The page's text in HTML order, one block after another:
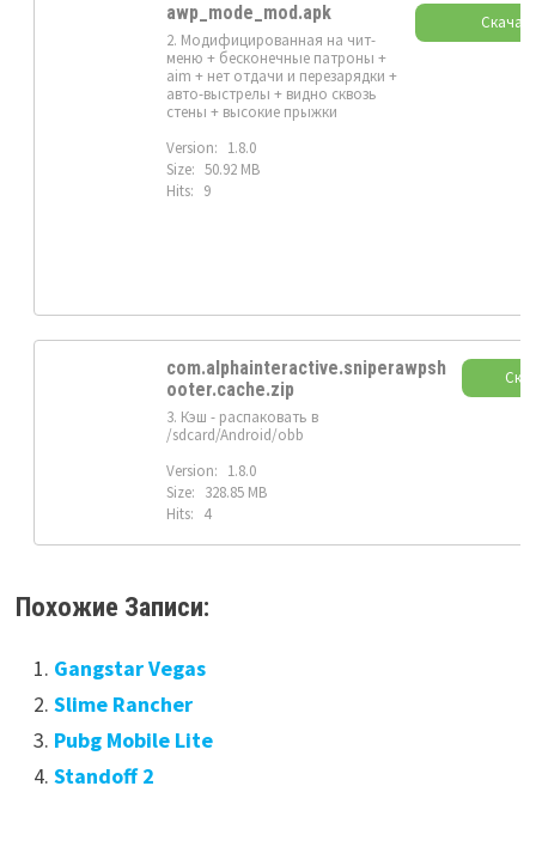
awp_mode_mod.apk
2. Модифицированная на чит-
меню + бесконечные патроны +
aim + нет отдачи и перезарядки +
авто-выстрелы + видно сквозь
стены + высокие прыжки
Version: 1.8.0
Size: 50.92 MB
Hits: 9
com.alphainteractive.sniperawpsh
ooter.cache.zip
3. Кэш - распаковать в
/sdcard/Android/obb
Version: 1.8.0
Size: 328.85 MB
Hits: 4
Похожие Записи:
Gangstar Vegas
Slime Rancher
Pubg Mobile Lite
Standoff 2